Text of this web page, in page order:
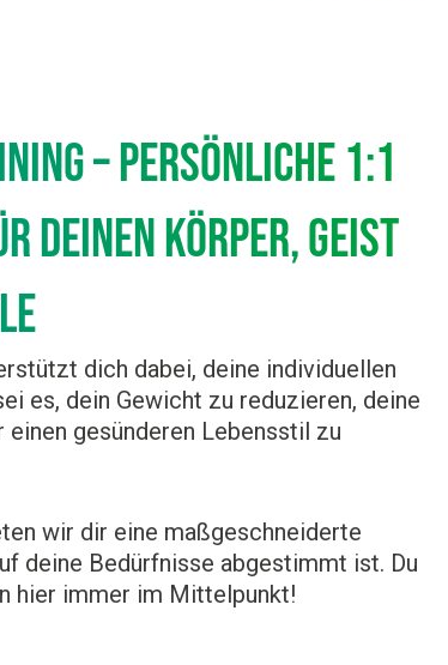
– Persönliche 1:1
deinen Körper, Geist
dich dabei, deine individuellen
es, dein Gewicht zu reduzieren, deine
gesünderen Lebensstil zu
wir dir eine maßgeschneiderte
deine Bedürfnisse abgestimmt ist. Du
hier immer im Mittelpunkt!